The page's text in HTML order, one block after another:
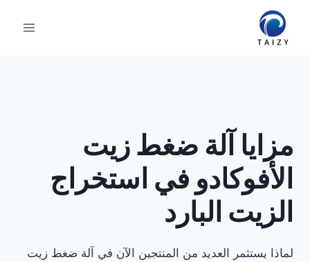
التجاوز
المحتوى
مزايا آلة ضغط زيت
الأفوكادو في استخراج
الزيت البارد
لماذا يستثمر العديد من المنتجين الآن في آلة ضغط زيت